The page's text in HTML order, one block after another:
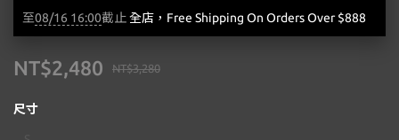
至08/16 16:00截止全店，Free Shipping On Orders Over $888
NT$3,280
NT$2,480
尺寸